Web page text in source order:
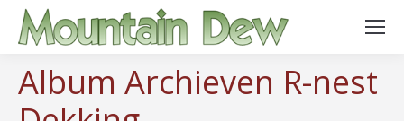
Album Archieven R-nest